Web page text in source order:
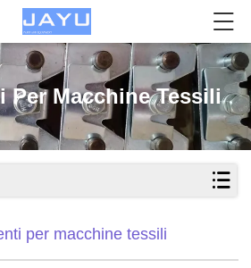
Per Macchine Tessili
per macchine tessili